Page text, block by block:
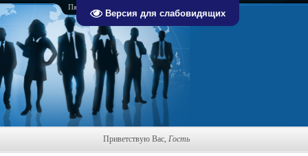
Версия для слабовидящих
Пятница, 07.08.2026, 00:59
Приветствую Вас, Гость